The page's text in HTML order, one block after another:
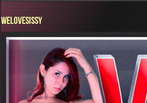
WELOVESISSY